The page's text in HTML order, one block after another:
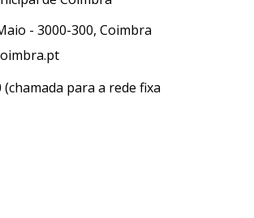
- 3000-300, Coimbra
(chamada para a rede fixa